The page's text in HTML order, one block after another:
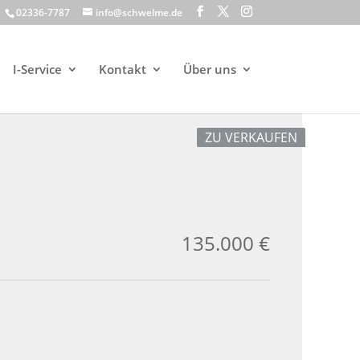
02336-7787 info@schwelme.de
I-Service Kontakt Über uns
ZU VERKAUFEN
135.000 €